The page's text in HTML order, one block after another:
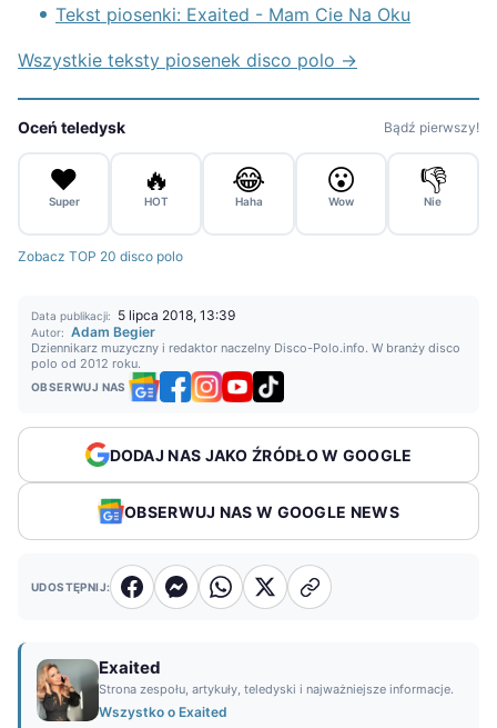
Tekst piosenki: Exaited - Mam Cie Na Oku
Wszystkie teksty piosenek disco polo →
Oceń teledysk Bądź pierwszy!
❤️
Super
🔥
HOT
😂
Haha
😮
Wow
👎
Nie
Zobacz TOP 20 disco polo
Data publikacji: 5 lipca 2018, 13:39
Autor: Adam Begier
Dziennikarz muzyczny i redaktor naczelny Disco-Polo.info. W branży disco
polo od 2012 roku.
OBSERWUJ NAS
DODAJ NAS JAKO ŹRÓDŁO W GOOGLE
OBSERWUJ NAS W GOOGLE NEWS
UDOSTĘPNIJ:
Exaited
Strona zespołu, artykuły, teledyski i najważniejsze informacje.
Wszystko o Exaited